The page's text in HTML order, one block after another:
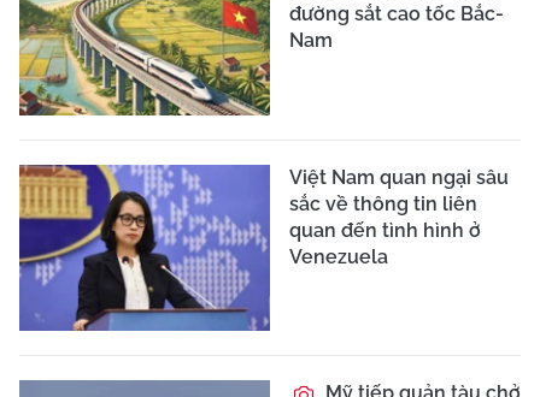
đường sắt cao tốc Bắc-
Nam
Việt Nam quan ngại sâu
sắc về thông tin liên
quan đến tình hình ở
Venezuela